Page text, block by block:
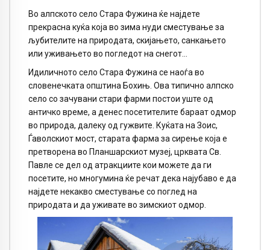
Во алпското село Стара Фужина ќе најдете
прекрасна куќа која во зима нуди сместување за
љубителите на природата, скијањето, санкањето
или уживањето во погледот на снегот…
Идиличното село Стара Фужина се наоѓа во
словенечката општина Бохињ. Ова типично алпско
село со зачувани стари фарми постои уште од
античко време, а денес посетителите бараат одмор
во природа, далеку од гужвите. Куќата на Зоис,
Ѓаволскиот мост, старата фарма за сирење која е
претворена во Планшарскиот музеј, црквата Св.
Павле се дел од атракциите кои можете да ги
посетите, но многумина ќе речат дека најубаво е да
најдете некакво сместување со поглед на
природата и да уживате во зимскиот одмор.